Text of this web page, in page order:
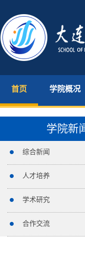
首页 学院概况
学院新
综合新闻
人才培养
学术研究
合作交流